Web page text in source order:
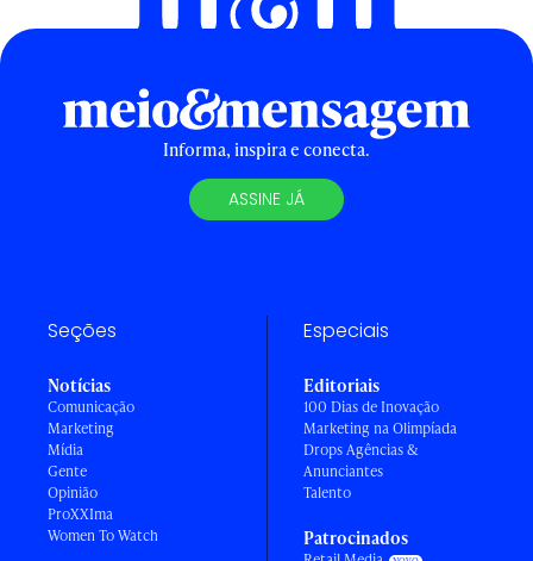
Informa, inspira e conecta.
ASSINE JÁ
Seções
Notícias
Comunicação
Marketing
Mídia
Gente
Opinião
ProXXIma
Women To Watch
Especiais
Editoriais
100 Dias de Inovação
Marketing na Olimpíada
Drops Agências &
Anunciantes
Talento
Patrocinados